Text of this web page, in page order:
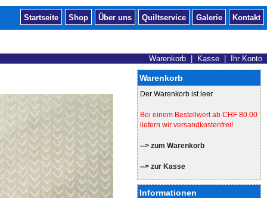
Startseite Shop Über uns Quiltservice Galerie Kontakt
Warenkorb Kasse Ihr Konto
Warenkorb
Der Warenkorb ist leer
Bei einem Bestellwert ab CHF 80.00
liefern wir versandkostenfrei!
--> zum Warenkorb
--> zur Kasse
Informationen